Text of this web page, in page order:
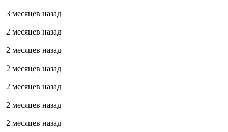
3 месяцев назад
2 месяцев назад
2 месяцев назад
2 месяцев назад
2 месяцев назад
2 месяцев назад
2 месяцев назад